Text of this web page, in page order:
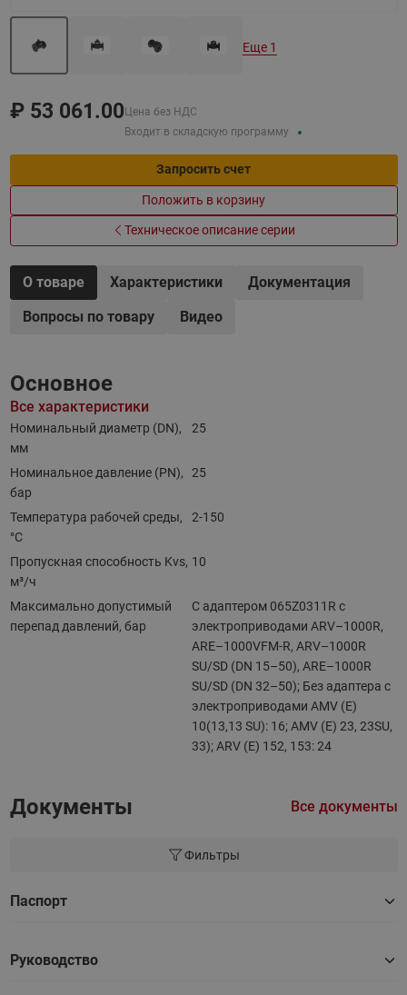
₽ 53 061.00 Цена без НДС
Входит в складскую программу
Запросить счет
Положить в корзину
Техническое описание серии
Еще 1
О товаре Характеристики
Документация
Вопросы по товару
Видео
Основное
Все характеристики
Номинальный диаметр (DN),
мм
25
Номинальное давление (PN),
бар
25
Температура рабочей среды,
°С
2-150
Пропускная способность Kvs,
м³/ч
10
Максимально допустимый
перепад давлений, бар
С адаптером 065Z0311R с
электроприводами ARV–1000R,
ARE–1000VFM-R, ARV–1000R
SU/SD (DN 15–50), ARE–1000R
SU/SD (DN 32–50); Без адаптера с
электроприводами AMV (E)
10(13,13 SU): 16; AMV (E) 23, 23SU,
33); ARV (E) 152, 153: 24
Документы Все документы
Фильтры
Паспорт
Руководство